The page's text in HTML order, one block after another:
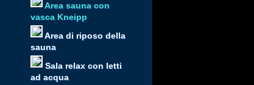
Area sauna con
vasca Kneipp
Area di riposo della
sauna
Sala relax con letti
ad acqua